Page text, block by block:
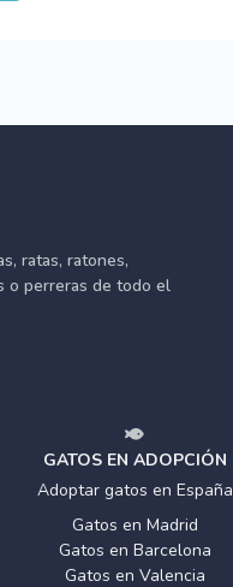
ratas, ratones,
o perreras de todo el
GATOS EN ADOPCIÓN
Adoptar gatos en España
Gatos en Madrid
Gatos en Barcelona
Gatos en Valencia